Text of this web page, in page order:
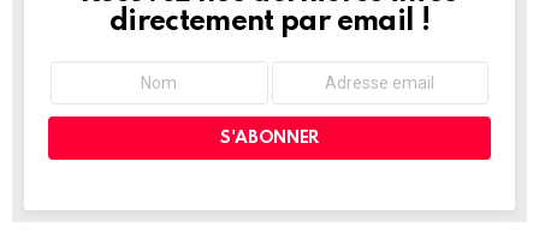
directement par email !